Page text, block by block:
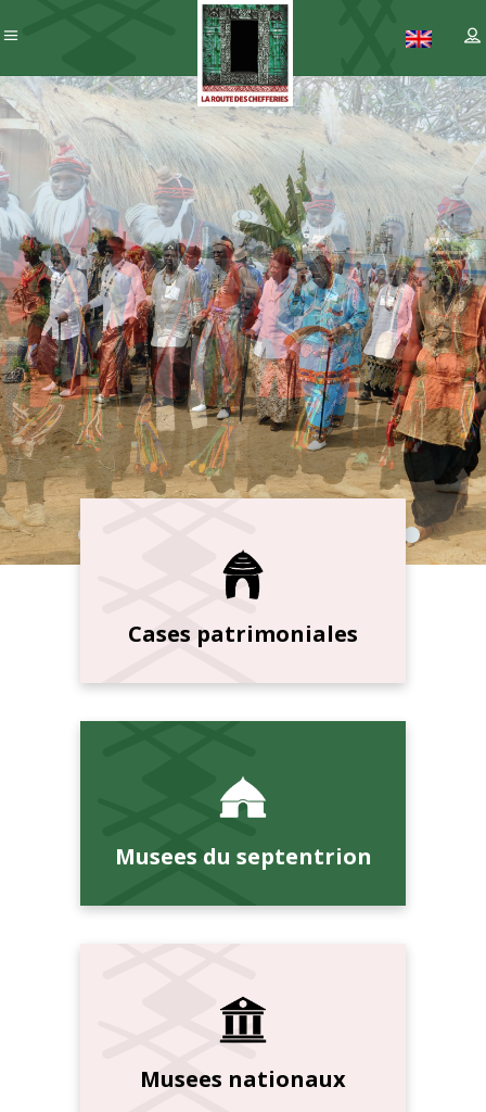
Patrimoine
– ICC
Cases patrimoniales
Musees du septentrion
Musees nationaux